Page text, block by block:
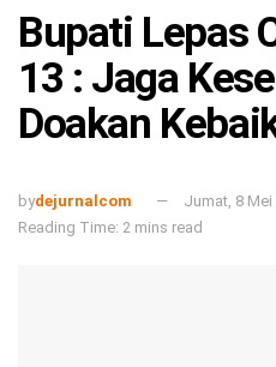
Bupati Lepas
13 : Jaga
Doakan
bydejurnalcom
Jumat, 8 Mei
Reading Time: 2 mins read